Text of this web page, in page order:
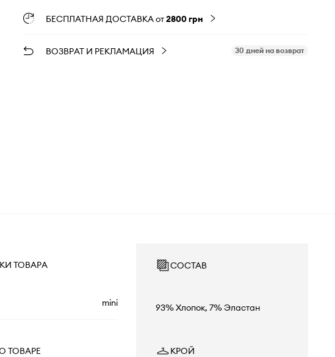
БЕСПЛАТНАЯ ДОСТАВКА от2800 грн
ВОЗВРАТ И РЕКЛАМАЦИЯ 30 дней на возврат
ТОВАРА
mini
ТОВАРЕ
СОСТАВ
93% Хлопок, 7% Эластан
КРОЙ